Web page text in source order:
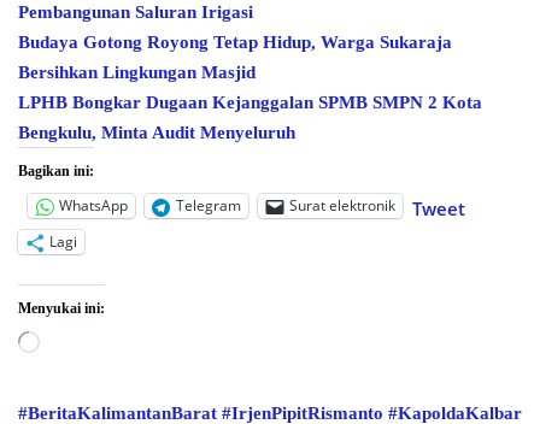
Pembangunan Saluran Irigasi
Budaya Gotong Royong Tetap Hidup, Warga Sukaraja
Bersihkan Lingkungan Masjid
LPHB Bongkar Dugaan Kejanggalan SPMB SMPN 2 Kota
Bengkulu, Minta Audit Menyeluruh
Bagikan ini:
WhatsApp Telegram Surat elektronik Tweet
Lagi
Menyukai ini:
Memuat...
#BeritaKalimantanBarat #IrjenPipitRismanto #KapoldaKalbar